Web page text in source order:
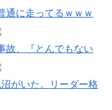
通に走ってるｗｗｗ
故、『とんでもない
がいた。リーダー格